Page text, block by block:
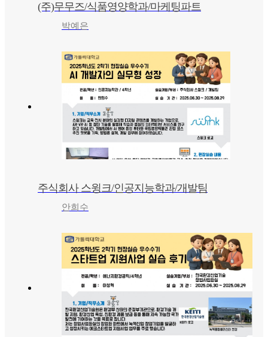
(주)무무즈/식품영양학과/마케팅파트
박예은
주식회사 스윙크/인공지능학과/개발팀
안희수